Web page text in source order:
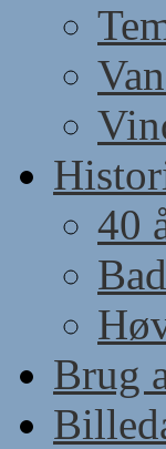
40
Brug